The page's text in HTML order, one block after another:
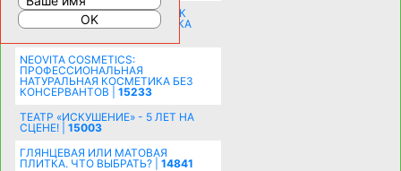
СОБИРАЕМСЯ НА ПРАЗДНИК К
МОЛОДОЖЕНАМ: ПОДГОТОВКА
NEOVITA COSMETICS:
ПРОФЕССИОНАЛЬНАЯ
НАТУРАЛЬНАЯ КОСМЕТИКА БЕЗ
КОНСЕРВАНТОВ | 15233
ТЕАТР «ИСКУШЕНИЕ» - 5 ЛЕТ НА
СЦЕНЕ! | 15003
ГЛЯНЦЕВАЯ ИЛИ МАТОВАЯ
ПЛИТКА. ЧТО ВЫБРАТЬ? | 14841